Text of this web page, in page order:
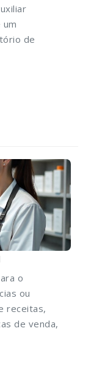
de
o
ou
receitas,
de venda,